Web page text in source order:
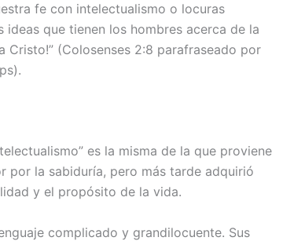
fe con intelectualismo o locuras
ideas que tienen los hombres acerca de la
(Colosenses 2:8 parafraseado por
es la misma de la que proviene
por la sabiduría, pero más tarde adquirió
y el propósito de la vida.
complicado y grandilocuente. Sus